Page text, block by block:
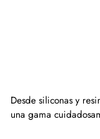
Desde siliconas y
una gama